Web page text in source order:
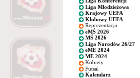
Liga Młodzieżowa
Krajowy UEFA
Klubowy UEFA
Reprezentacja
eMŚ 2026
MŚ 2026
Liga Narodów 26/27
eME 2024
ME 2024
Kobiety
Futsal
Kalendarz